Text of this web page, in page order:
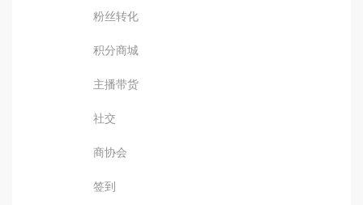
粉丝转化
积分商城
主播带货
社交
商协会
签到